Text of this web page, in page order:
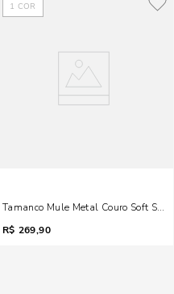
Salto Grosso Preto
1 COR
Tamanco Mule Metal Couro Soft
R$ 269,90